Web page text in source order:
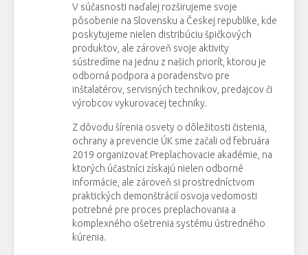
V súčasnosti naďalej rozširujeme svoje
pôsobenie na Slovensku a Českej republike, kde
poskytujeme nielen distribúciu špičkových
produktov, ale zároveň svoje aktivity
sústredíme na jednu z našich priorít, ktorou je
odborná podpora a poradenstvo pre
inštalatérov, servisných technikov, predajcov či
výrobcov vykurovacej techniky.
Z dôvodu šírenia osvety o dôležitosti čistenia,
ochrany a prevencie ÚK sme začali od februára
2019 organizovať Preplachovacie akadémie, na
ktorých účastníci získajú nielen odborné
informácie, ale zároveň si prostredníctvom
praktických demonštrácií osvoja vedomosti
potrebné pre proces preplachovania a
komplexného ošetrenia systému ústredného
kúrenia.